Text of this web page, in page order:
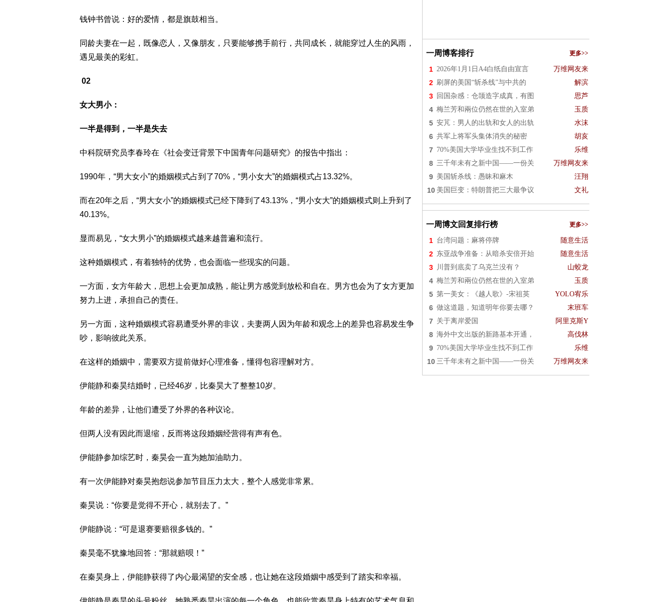
钱钟书曾说：好的爱情，都是旗鼓相当。
同龄夫妻在一起，既像恋人，又像朋友，只要能够携手前行，共同成长，就能穿过人生的风雨，
遇见最美的彩虹。
02
女大男小：
一半是得到，一半是失去
中科院研究员李春玲在《社会变迁背景下中国青年问题研究》的报告中指出：
1990年，“男大女小”的婚姻模式占到了70%，“男小女大”的婚姻模式占13.32%。
而在20年之后，“男大女小”的婚姻模式已经下降到了43.13%，“男小女大”的婚姻模式则上升到了
40.13%。
显而易见，“女大男小”的婚姻模式越来越普遍和流行。
这种婚姻模式，有着独特的优势，也会面临一些现实的问题。
一方面，女方年龄大，思想上会更加成熟，能让男方感觉到放松和自在。男方也会为了女方更加
努力上进，承担自己的责任。
另一方面，这种婚姻模式容易遭受外界的非议，夫妻两人因为年龄和观念上的差异也容易发生争
吵，影响彼此关系。
在这样的婚姻中，需要双方提前做好心理准备，懂得包容理解对方。
伊能静和秦昊结婚时，已经46岁，比秦昊大了整整10岁。
年龄的差异，让他们遭受了外界的各种议论。
但两人没有因此而退缩，反而将这段婚姻经营得有声有色。
伊能静参加综艺时，秦昊会一直为她加油助力。
有一次伊能静对秦昊抱怨说参加节目压力太大，整个人感觉非常累。
秦昊说：“你要是觉得不开心，就别去了。”
伊能静说：“可是退赛要赔很多钱的。”
秦昊毫不犹豫地回答：“那就赔呗！”
在秦昊身上，伊能静获得了内心最渴望的安全感，也让她在这段婚姻中感受到了踏实和幸福。
一周博客排行 更多>>
1 2026年1月1日A4白纸自由宣言 万维网友来
2 刷屏的美国“斩杀线”与中共的 解滨
3 回国杂感：仓颉造字成真，有图 思芦
4 梅兰芳和兩位仍然在世的入室弟 玉质
5 安芃：男人的出轨和女人的出轨 水沫
6 共军上将军头集体消失的秘密 胡亥
7 70%美国大学毕业生找不到工作 乐维
8 三千年未有之新中国——一份关 万维网友来
9 美国斩杀线：愚昧和麻木 汪翔
10 美国巨变：特朗普把三大最争议 文礼
一周博文回复排行榜 更多>>
1 台湾问题：麻将停牌 随意生活
2 东亚战争准备：从暗杀安倍开始 随意生活
3 川普到底卖了乌克兰没有？ 山蛟龙
4 梅兰芳和兩位仍然在世的入室弟 玉质
5 第一美女：《越人歌》-宋祖英 YOLO宥乐
6 做这道题，知道明年你要去哪？ 末班车
7 关于离岸爱国 阿里克斯Y
8 海外中文出版的新路基本开通， 高伐林
9 70%美国大学毕业生找不到工作 乐维
10 三千年未有之新中国——一份关 万维网友来